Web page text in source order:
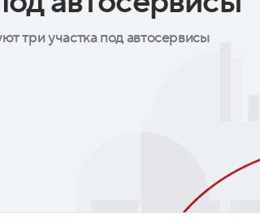
три участка под автосервисы